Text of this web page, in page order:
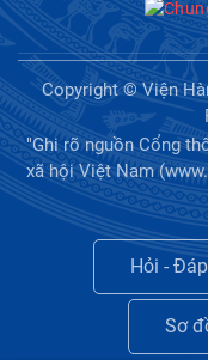
Copyright © Viện
"Ghi rõ nguồn Cổng
xã hội Việt Nam
Hỏi - Đáp
Sơ